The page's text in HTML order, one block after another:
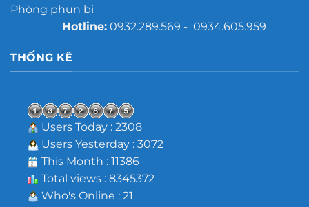
Phòng phun bi
Hotline:0932.289.569 - 0934.605.959
THỐNG KÊ
Users Today : 2308
Users Yesterday : 3072
This Month : 11386
Total views : 8345372
Who's Online : 21